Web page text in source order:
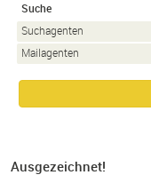
Suche
Suchagenten
Mailagenten
Ausgezeichnet!